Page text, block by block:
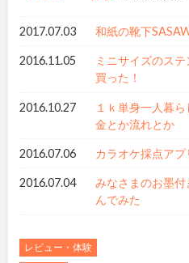
2017.07.03 和紙の靴下
2016.11.05
ミニサイズのス
買った！
2016.10.27
１ｋ単身一人暮
金とか流れとか
2016.07.06 カラオケ採点ア
2016.07.04
みなさまのお墨
んでみた
レビュー・体験